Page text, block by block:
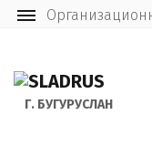
Г. БУГУРУСЛАН